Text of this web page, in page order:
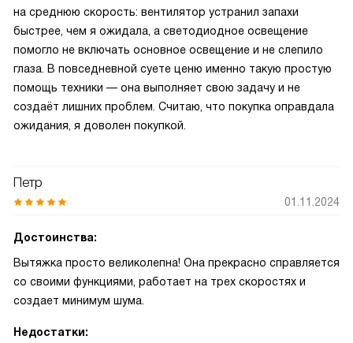
на среднюю скорость: вентилятор устранил запахи
быстрее, чем я ожидала, а светодиодное освещение
помогло не включать основное освещение и не слепило
глаза. В повседневной суете ценю именно такую простую
помощь техники — она выполняет свою задачу и не
создаёт лишних проблем. Считаю, что покупка оправдала
ожидания, я доволен покупкой.
Петр
01.11.2024
Достоинства:
Вытяжка просто великолепна! Она прекрасно справляется
со своими функциями, работает на трех скоростях и
создает минимум шума.
Недостатки: